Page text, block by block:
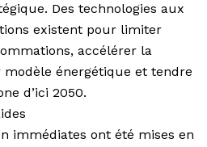
Des technologies aux
existent pour limiter
accélérer la
énergétique et tendre
d’ici 2050.
immédiates ont été mises en